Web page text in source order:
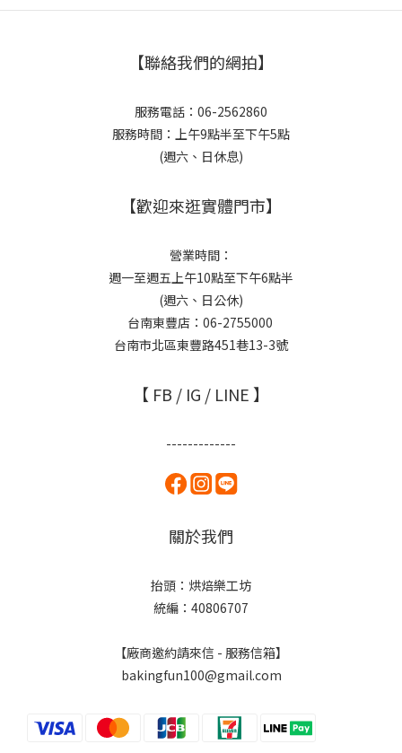
【聯絡我們的網拍】
服務電話：06-2562860
服務時間：上午9點半至下午5點
(週六、日休息)
【歡迎來逛實體門市】
營業時間：
週一至週五上午10點至下午6點半
(週六、日公休)
台南東豐店：06-2755000
台南市北區東豐路451巷13-3號
【 FB / IG / LINE 】
-------------
關於我們
抬頭：烘焙樂工坊
統編：40806707
【廠商邀約請來信 - 服務信箱】
bakingfun100@gmail.com